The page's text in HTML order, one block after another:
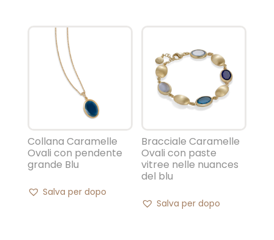
Collana Caramelle
Ovali con pendente
grande Blu
Salva per dopo
Bracciale Caramelle
Ovali con paste
vitree nelle nuances
del blu
Salva per dopo